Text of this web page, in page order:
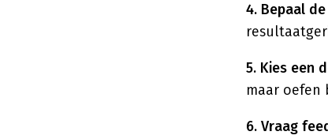
4. Bepaal
5. Kies een
maar oefen
6. Vraag